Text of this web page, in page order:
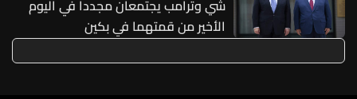
شي وترامب يجتمعان مجددا في اليوم
الأخير من قمتهما في بكين